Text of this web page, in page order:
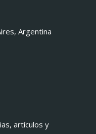
Argentina
artículos y